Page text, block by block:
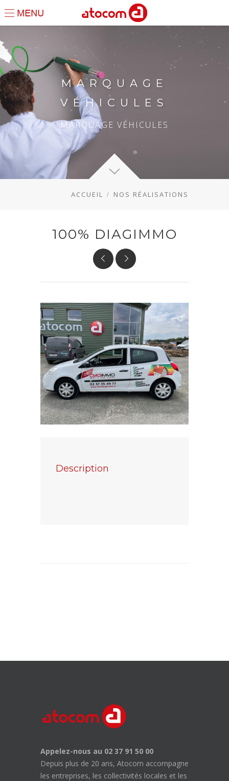
MARQUAGE
VÉHICULES
MARQUAGE VÉHICULES
ACCUEIL NOS RÉALISATIONS
100% DIAGIMMO
Description
Appelez-nous au 02 37 91 50 00
Depuis plus de 20 ans, Atocom accompagne
les entreprises, les collectivités locales et les